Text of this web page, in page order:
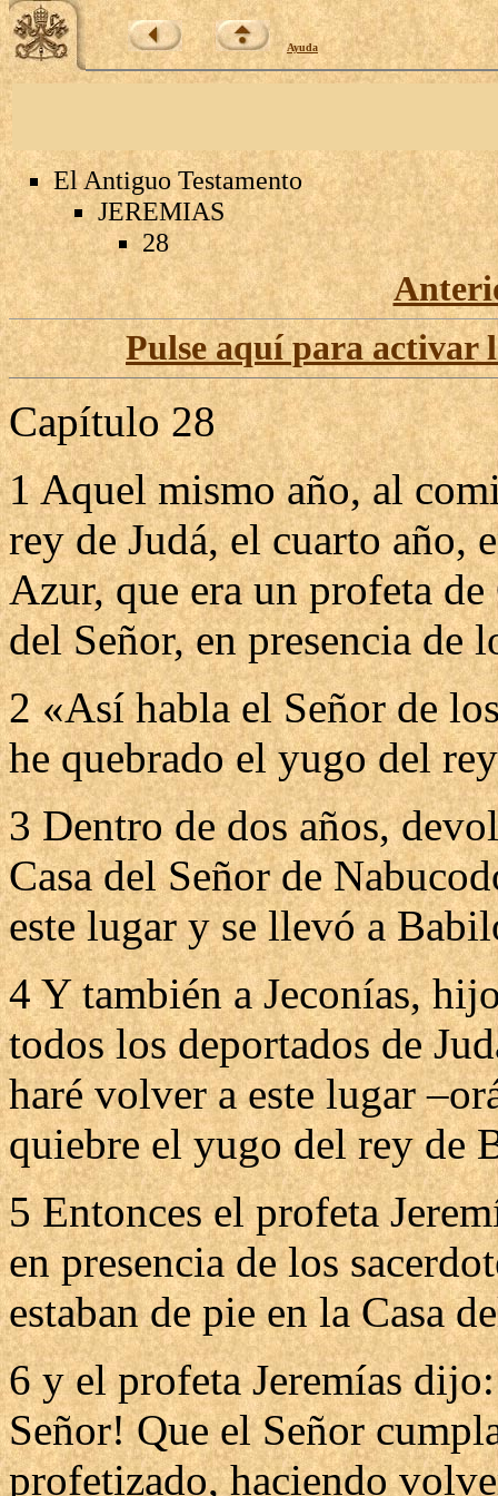
Ayuda
El Antiguo Testamento
JEREMIAS
28
Pulse aquí para activar
Capítulo 28
1 Aquel mismo año, al
rey de Judá, el cuarto año,
Azur, que era un profeta
del Señor, en presencia de
2 «Así habla el Señor de
he quebrado el yugo del
3 Dentro de dos años,
Casa del Señor de
este lugar y se llevó a
4 Y también a Jeconías,
todos los deportados de
haré volver a este lugar
quiebre el yugo del rey de
5 Entonces el profeta
en presencia de los
estaban de pie en la Casa
6 y el profeta Jeremías
Señor! Que el Señor
profetizado, haciendo